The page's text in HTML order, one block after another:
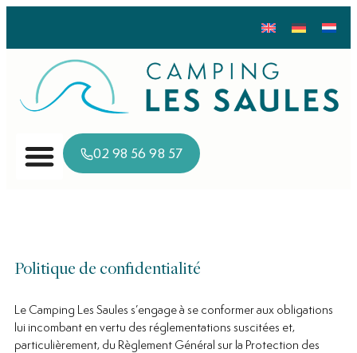
02 98 56 98 57
Politique de confidentialité
Le Camping Les Saules s’engage à se conformer aux obligations
lui incombant en vertu des réglementations suscitées et,
particulièrement, du Règlement Général sur la Protection des